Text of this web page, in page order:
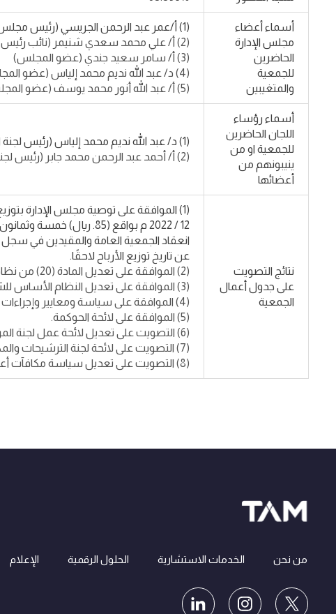
أسماء أعضاء
مجلس الإدارة
الحاضرين
للجمعية
والمتغيبين
(1) أ/عمر عبد الرحمن الجريسي (رئيس مجلس الإدارة)
(2) أ/ علي محمد سعدي شنيمر (نائب رئيس مجلس الإدارة)
(3) أ/ سامر سعيد جندي (عضو المجلس)
(4) د/ عبد الله نديم محمد إلياس (عضو المجلس)
(5) أ/ عبد الله أنور محمد يوسف (عضو المجلس / العضو المنتدب)
أسماء رؤساء
اللجان الحاضرين
للجمعية او من
ينيبونهم من
أعضائها
(1) د/ عبد الله نديم محمد إلياس (رئيس لجنة الترشيحات والمكافآت)
(2) أ/ أحمد عبد الرحمن محمد جابر (رئيس لجنة المراجعة)
نتائج التصويت
على جدول أعمال
الجمعية
انعقاد الجمعية العامة والمقيدين في سجل
عن تاريخ توزيع الأرباح لاحقًا.
(2) الموافقة على تعديل المادة (20) من نظام الشركة الأساس والمتعلقة بصلاحيات مجلس الادارة.
(3) الموافقة على تعديل النظام الأساس للشركة ليتوافق مع نظام الشركات الجديد، وإعادة ترتيب مواد النظام وترقيمها؛ لتتوافق مع التعديلات المقترحة.
(4) الموافقة على سياسة ومعايير وإجراءات العضوية في مجلس الإدارة.
(5) الموافقة على لائحة الحوكمة.
(6) التصويت على تعديل لائحة عمل لجنة المراجعة.
(7) التصويت على لائحة لجنة الترشيحات والمكافآت.
(8) التصويت على تعديل سياسة مكافآت أعضاء مجلس الإدارة واللجان المنبثقة من مجلس الإدارة.
من نحن الخدمات الاستشارية الحلول الرقمية الإعلام